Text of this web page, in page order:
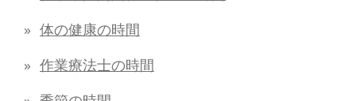
体の健康の時間
作業療法士の時間